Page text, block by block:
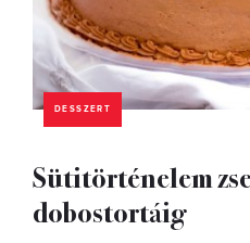
DESSZERT
Sütitörténelem
dobostortáig